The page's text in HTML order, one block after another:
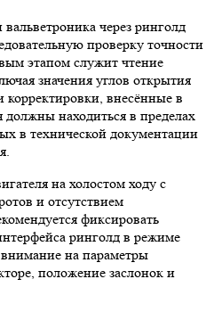
через ринголд
проверку точности
этапом служит чтение
значения углов открытия
внесённые в
должны находиться в пределах
в технической документации
на холостом ходу с
и отсутствием
фиксировать
ринголд в режиме
на параметры
положение заслонок и